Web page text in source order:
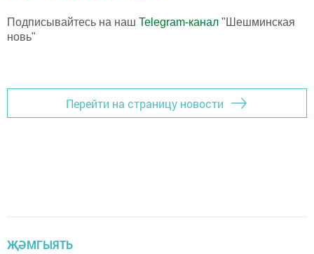
Подписывайтесь на наш Telegram-канал "Шешминская
новь"
Перейти на страницу новости
ҖӘМГЫЯТЬ